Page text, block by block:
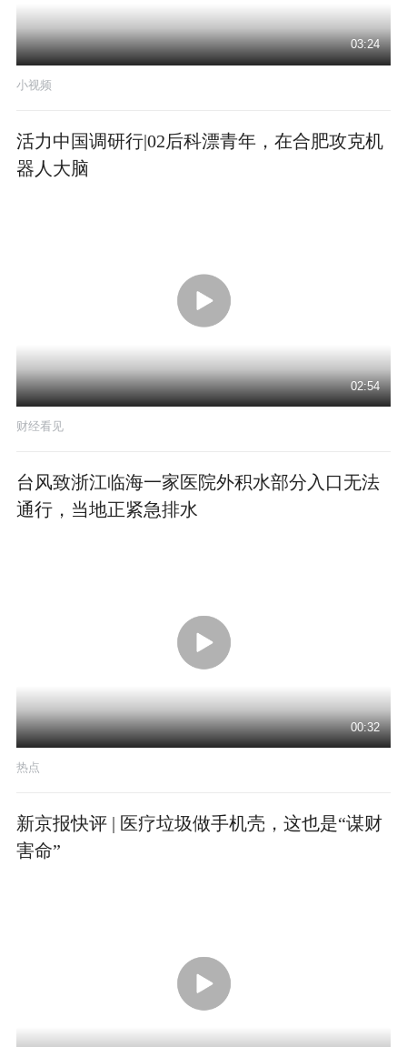
03:24
小视频
活力中国调研行|02后科漂青年，在合肥攻克机
器人大脑
02:54
财经看见
台风致浙江临海一家医院外积水部分入口无法
通行，当地正紧急排水
00:32
热点
新京报快评 | 医疗垃圾做手机壳，这也是“谋财
害命”